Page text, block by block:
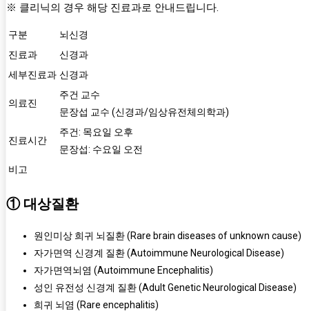
※ 클리닉의 경우 해당 진료과로 안내드립니다.
구분
뇌신경
진료과
신경과
세부진료과 신경과
의료진
주건 교수
문장섭 교수 (신경과/임상유전체의학과)
진료시간
주건: 목요일 오후
문장섭: 수요일 오전
비고
① 대상질환
원인미상 희귀 뇌질환 (Rare brain diseases of unknown cause)
자가면역 신경계 질환 (Autoimmune Neurological Disease)
자가면역뇌염 (Autoimmune Encephalitis)
성인 유전성 신경계 질환 (Adult Genetic Neurological Disease)
희귀 뇌염 (Rare encephalitis)